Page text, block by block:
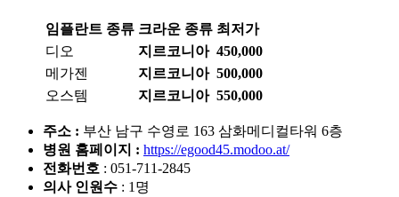
임플란트 종류 크라운 종류 최저가
디오
지르코니아 450,000
메가젠
지르코니아 500,000
오스템
지르코니아 550,000
주소 : 부산 남구 수영로 163 삼화메디컬타워 6층
병원 홈페이지 : https://egood45.modoo.at/
전화번호 : 051-711-2845
의사 인원수 : 1명